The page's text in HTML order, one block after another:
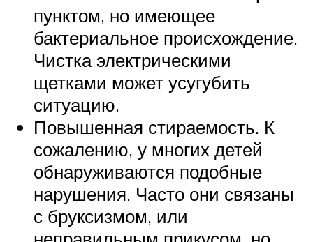
пунктом, но имеющее
бактериальное происхождение.
Чистка электрическими
щетками может усугубить
ситуацию.
Повышенная стираемость. К
сожалению, у многих детей
обнаруживаются подобные
нарушения. Часто они связаны
с бруксизмом, или